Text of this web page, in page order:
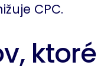
CPC.